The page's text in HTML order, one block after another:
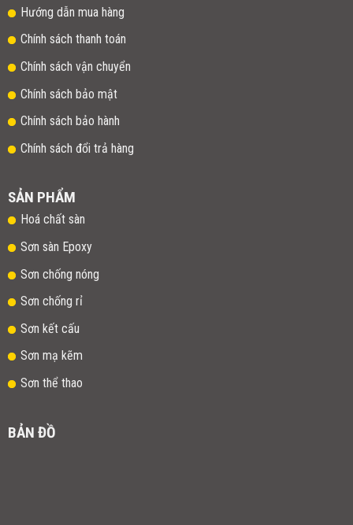
Hướng dẫn mua hàng
Chính sách thanh toán
Chính sách vận chuyển
Chính sách bảo mật
Chính sách bảo hành
Chính sách đổi trả hàng
SẢN PHẨM
Hoá chất sàn
Sơn sàn Epoxy
Sơn chống nóng
Sơn chống rỉ
Sơn kết cấu
Sơn mạ kẽm
Sơn thể thao
BẢN ĐỒ